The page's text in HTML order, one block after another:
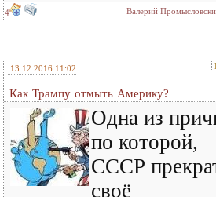
4 Валерий
13.12.2016 11:02
Как Трампу отмыть Америку?
Одна из
по которой,
СССР
своё